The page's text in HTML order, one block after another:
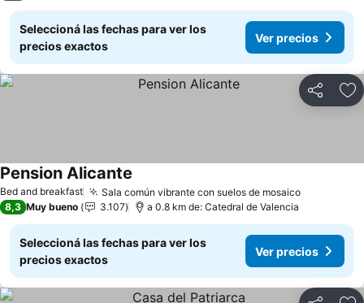
Seleccioná las fechas para ver los
precios exactos
Ver precios
Compartir
Bed and breakfast Sala común vibrante con suelos de mosaicoVer
Pension Alicante
8,3 Muy bueno 3.107 a 0.8 km de: Catedral de Valencia
Seleccioná las fechas para ver los
precios exactos
Ver precios